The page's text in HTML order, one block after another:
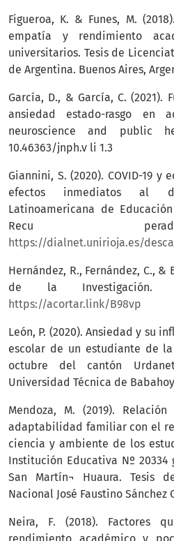
Figueroa, K. & Funes, M.
empatía y rendimiento
universitarios. Tesis de
de Argentina. Buenos Aires,
García, D., & García, C.
ansiedad estado-rasgo en
neuroscience and public
10.46363/jnph.v li 1.3
Giannini, S. (2020). COVID-19
efectos inmediatos al
Latinoamericana de Educación
Recu
https://dialnet.unirioja.es/
Hernández, R., Fernández, C., &
de la Investigación.
https://acortar.link/B98vp
León, P. (2020). Ansiedad y su
escolar de un estudiante de
octubre del cantón
Universidad Técnica de
Mendoza, M. (2019).
adaptabilidad familiar con el
ciencia y ambiente de los
Institución Educativa Nº 20334
San Martín¬ Huaura. Tesis
Nacional José Faustino Sánchez
Neira, F. (2018). Factores